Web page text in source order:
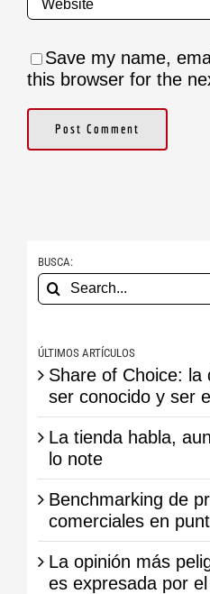
Save my name,
this browser for the
BUSCA:
Search
for:
ÚLTIMOS ARTÍCULOS
Share of Choice: la
ser conocido y ser
La tienda habla,
lo note
Benchmarking de
comerciales en
La opinión más
es expresada por